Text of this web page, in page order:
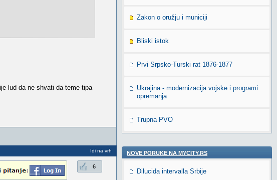
lud da ne shvati da teme tipa
Idi na vrh
6
Zakon o oružju i municiji
Bliski istok
Prvi Srpsko-Turski rat 1876-1877
Ukrajina - modernizacija vojske i programi
opremanja
Trupna PVO
NOVE PORUKE NA MYCITY.RS
Dilucida intervalla Srbije